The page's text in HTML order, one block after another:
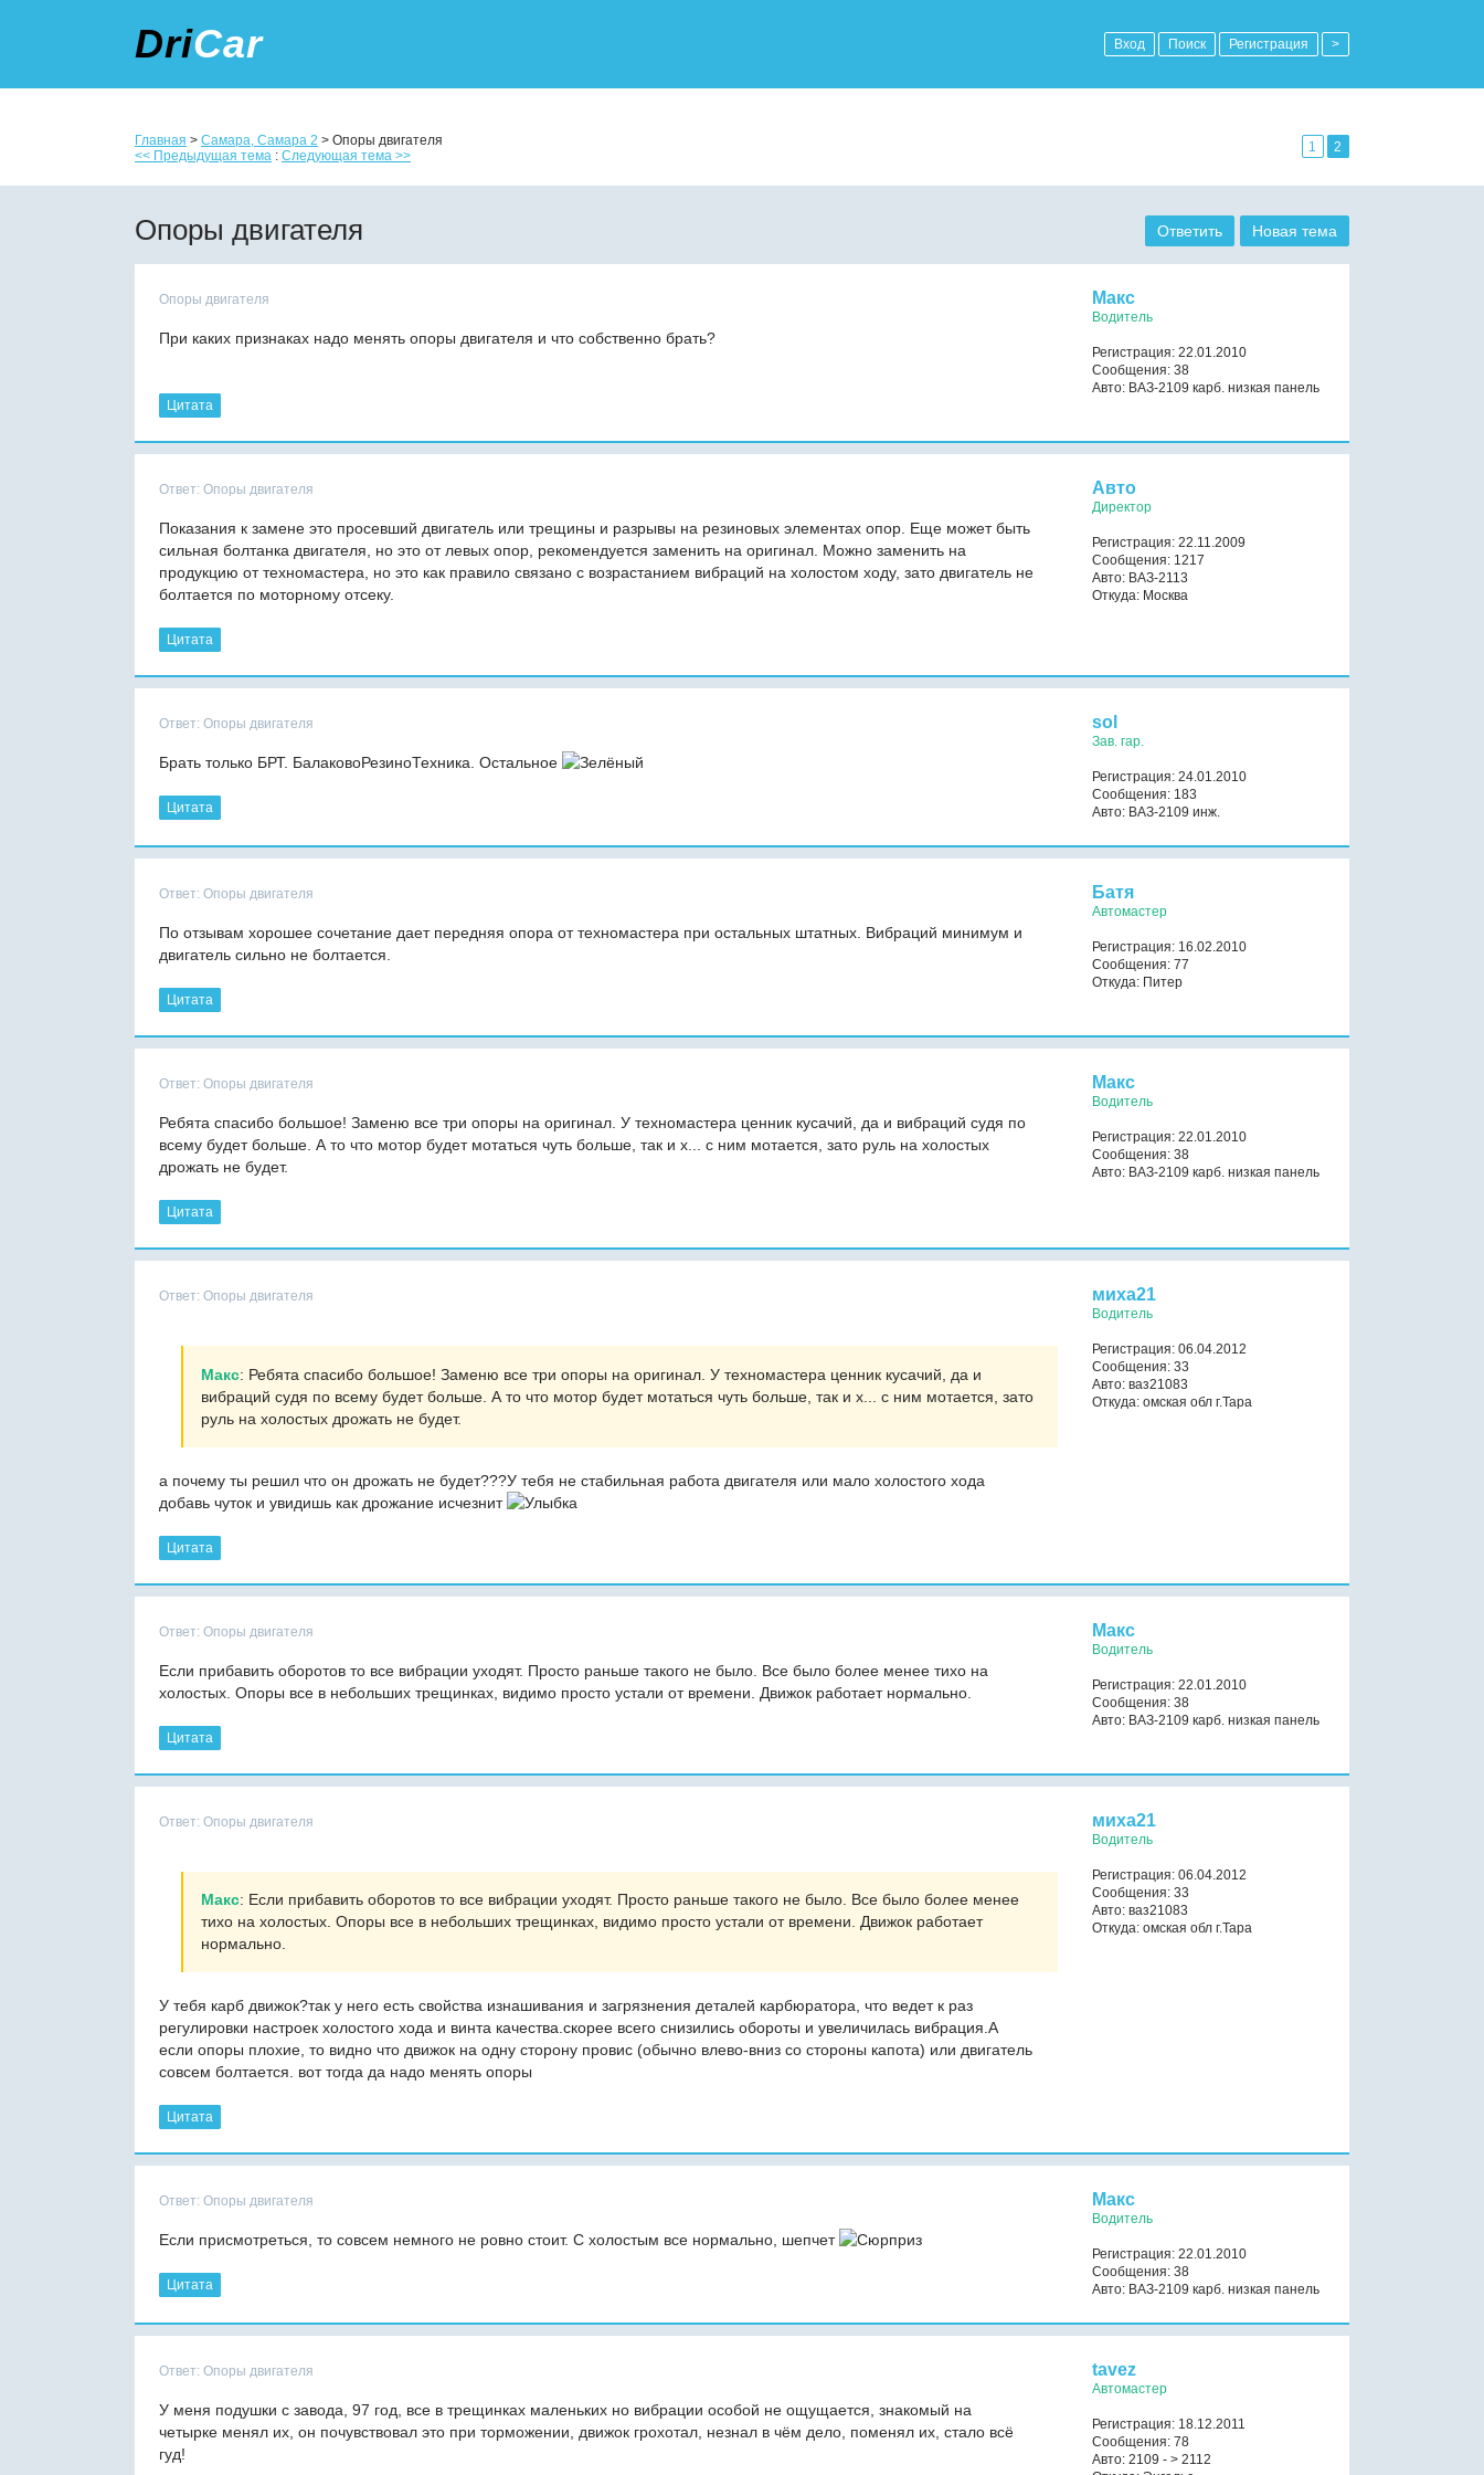
DriCar Вход Поиск Регистрация >
Главная > Самара, Самара 2 > Опоры двигателя
<< Предыдущая тема : Следующая тема >>
1 2
Опоры двигателя Новая тема
Ответить
Макс
Водитель
Регистрация: 22.01.2010
Сообщения: 38
Авто: ВАЗ-2109 карб. низкая панель
Опоры двигателя
При каких признаках надо менять опоры двигателя и что собственно брать?
Цитата
Авто
Директор
Регистрация: 22.11.2009
Сообщения: 1217
Авто: ВАЗ-2113
Откуда: Москва
Ответ: Опоры двигателя
Показания к замене это просевший двигатель или трещины и разрывы на резиновых элементах опор. Еще может быть
сильная болтанка двигателя, но это от левых опор, рекомендуется заменить на оригинал. Можно заменить на
продукцию от техномастера, но это как правило связано с возрастанием вибраций на холостом ходу, зато двигатель не
болтается по моторному отсеку.
Цитата
sol
Зав. гар.
Регистрация: 24.01.2010
Сообщения: 183
Авто: ВАЗ-2109 инж.
Ответ: Опоры двигателя
Брать только БРТ. БалаковоРезиноТехника. Остальное
Цитата
Батя
Автомастер
Регистрация: 16.02.2010
Сообщения: 77
Откуда: Питер
Ответ: Опоры двигателя
По отзывам хорошее сочетание дает передняя опора от техномастера при остальных штатных. Вибраций минимум и
двигатель сильно не болтается.
Цитата
Макс
Водитель
Регистрация: 22.01.2010
Сообщения: 38
Авто: ВАЗ-2109 карб. низкая панель
Ответ: Опоры двигателя
Ребята спасибо большое! Заменю все три опоры на оригинал. У техномастера ценник кусачий, да и вибраций судя по
всему будет больше. А то что мотор будет мотаться чуть больше, так и х... с ним мотается, зато руль на холостых
дрожать не будет.
Цитата
миха21
Водитель
Регистрация: 06.04.2012
Сообщения: 33
Авто: ваз21083
Откуда: омская обл г.Тара
Ответ: Опоры двигателя
Макс: Ребята спасибо большое! Заменю все три опоры на оригинал. У техномастера ценник кусачий, да и
вибраций судя по всему будет больше. А то что мотор будет мотаться чуть больше, так и х... с ним мотается, зато
руль на холостых дрожать не будет.
а почему ты решил что он дрожать не будет???У тебя не стабильная работа двигателя или мало холостого хода
добавь чуток и увидишь как дрожание исчезнит
Цитата
Макс
Водитель
Регистрация: 22.01.2010
Сообщения: 38
Авто: ВАЗ-2109 карб. низкая панель
Ответ: Опоры двигателя
Если прибавить оборотов то все вибрации уходят. Просто раньше такого не было. Все было более менее тихо на
холостых. Опоры все в небольших трещинках, видимо просто устали от времени. Движок работает нормально.
Цитата
миха21
Водитель
Регистрация: 06.04.2012
Сообщения: 33
Авто: ваз21083
Откуда: омская обл г.Тара
Ответ: Опоры двигателя
Макс: Если прибавить оборотов то все вибрации уходят. Просто раньше такого не было. Все было более менее
тихо на холостых. Опоры все в небольших трещинках, видимо просто устали от времени. Движок работает
нормально.
У тебя карб движок?так у него есть свойства изнашивания и загрязнения деталей карбюратора, что ведет к раз
регулировки настроек холостого хода и винта качества.скорее всего снизились обороты и увеличилась вибрация.А
если опоры плохие, то видно что движок на одну сторону провис (обычно влево-вниз со стороны капота) или двигатель
совсем болтается. вот тогда да надо менять опоры
Цитата
Макс
Водитель
Регистрация: 22.01.2010
Сообщения: 38
Авто: ВАЗ-2109 карб. низкая панель
Ответ: Опоры двигателя
Если присмотреться, то совсем немного не ровно стоит. С холостым все нормально, шепчет
Цитата
tavez
Автомастер
Регистрация: 18.12.2011
Сообщения: 78
Авто: 2109 - > 2112
Ответ: Опоры двигателя
У меня подушки с завода, 97 год, все в трещинках маленьких но вибрации особой не ощущается, знакомый на
четырке менял их, он почувствовал это при торможении, движок грохотал, незнал в чём дело, поменял их, стало всё
гуд!